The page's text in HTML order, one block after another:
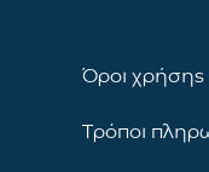
Όροι χρήσης
Τρόποι